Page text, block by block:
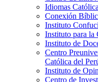
Idiomas Católica
Conexión
Instituto
Instituto para la
Instituto de
Centro
Católica del
Instituto de
Centro de